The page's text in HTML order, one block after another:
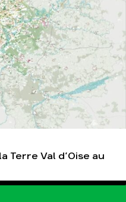
Terre Val d’Oise au